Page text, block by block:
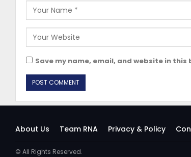
Save my name, email, and website in
About Us Team RNA Privacy & Policy
© All Rights Reserved.